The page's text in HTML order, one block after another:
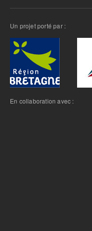
Un projet porté par :
En collaboration avec :